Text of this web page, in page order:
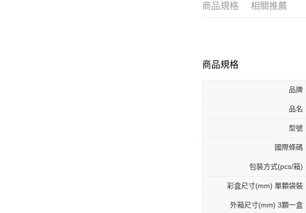
商品規格 相關推薦
商品規格
品牌
品名
型號
國際條碼
包裝方式(pcs/箱)
彩盒尺寸(mm) 單顆袋裝
外箱尺寸(mm) 3顆一盒